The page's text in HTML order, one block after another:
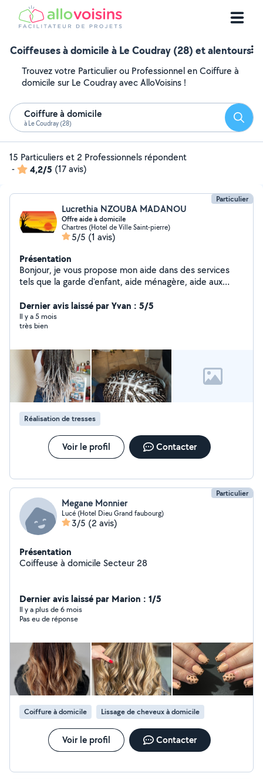
Coiffeuses à domicile à Le Coudray (28) et alentours
Trouvez votre Particulier ou Professionnel en Coiffure à
domicile sur Le Coudray avec AlloVoisins !
Coiffure à domicile
à Le Coudray (28)
15 Particuliers et 2 Professionnels répondent
-
4,2/5 (17 avis)
Particulier
Lucrethia NZOUBA MADANOU
Offre aide à domicile
Chartres (Hotel de Ville Saint-pierre)
5/5 (1 avis)
Présentation
Bonjour, je vous propose mon aide dans des services
tels que la garde d'enfant, aide ménagère, aide aux
Dernier avis laissé par Yvan : 5/5
Il y a 5 mois
très bien
Réalisation de tresses
Voir le profil Contacter
Particulier
Megane Monnier
Lucé (Hotel Dieu Grand faubourg)
3/5 (2 avis)
Présentation
Coiffeuse à domicile Secteur 28
Dernier avis laissé par Marion : 1/5
Il y a plus de 6 mois
Pas eu de réponse
Coiffure à domicile Lissage de cheveux à domicile
Voir le profil Contacter